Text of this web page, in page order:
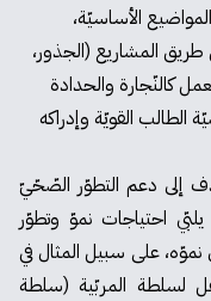
الأساسيّة،
المشاريع (الجذور،
كالنّجارة والحدادة
القويّة وإدراكه
إلى دعم التطوّر الصّحّيّ
احتياجات نموّ وتطوّر
نموّه، على سبيل المثال في
لسلطة المربّية (سلطة